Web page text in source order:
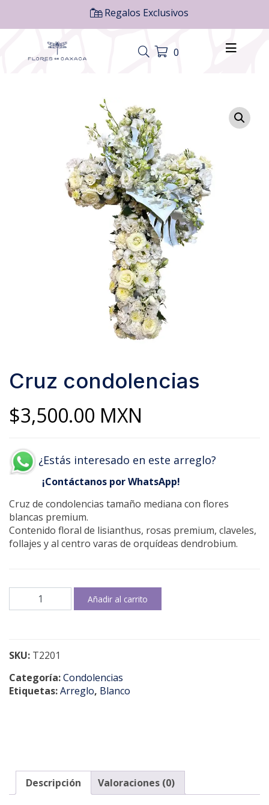
Regalos Exclusivos
0
Cruz condolencias
$3,500.00 MXN
¿Estás interesado en este arreglo?
¡Contáctanos por WhatsApp!
Cruz de condolencias tamaño mediana con flores
blancas premium.
Contenido floral de lisianthus, rosas premium, claveles,
follajes y al centro varas de orquídeas dendrobium.
condolencias
Añadir al carrito
SKU: T2201
Categoría:Condolencias
Etiquetas:Arreglo, Blanco
Descripción Valoraciones (0)